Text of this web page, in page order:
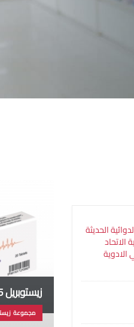
الحديثة
الادوية
زيستوبريل 5
مجموعة